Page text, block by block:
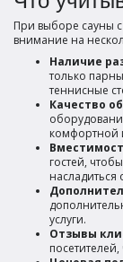
При выборе сауны
внимание на
Наличие
только
теннисные
Качество
комфортной
гостей,
насладиться
услуги.
Отзывы